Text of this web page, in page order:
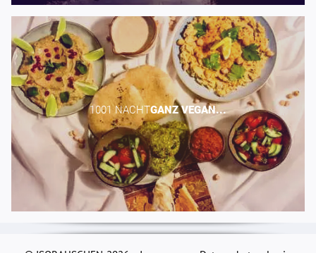
1001 NACHT​GANZ VEGAN...